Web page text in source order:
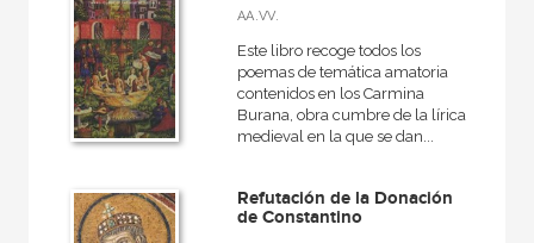
AA.VV.
Este libro recoge todos los
poemas de temática amatoria
contenidos en los Carmina
Burana, obra cumbre de la lírica
medieval en la que se dan...
Refutación de la Donación
de Constantino